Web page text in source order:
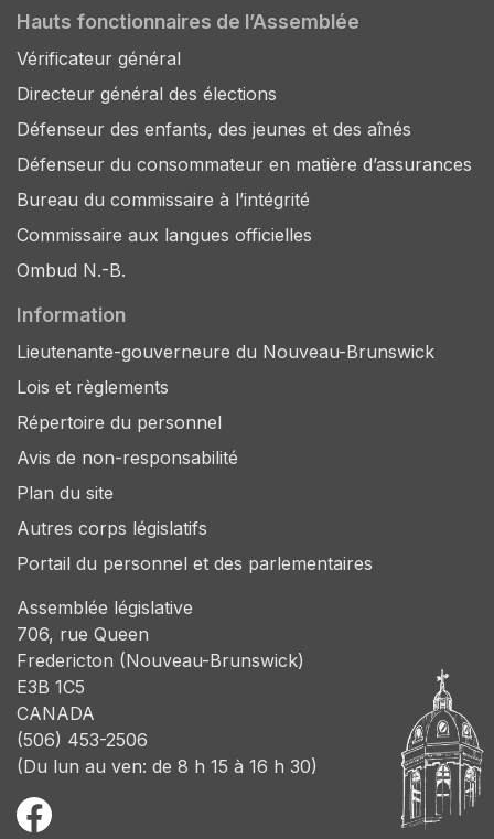
Hauts fonctionnaires de l’Assemblée
Vérificateur général
Directeur général des élections
Défenseur des enfants, des jeunes et des aînés
Défenseur du consommateur en matière d’assurances
Bureau du commissaire à l’intégrité
Commissaire aux langues officielles
Ombud N.-B.
Information
Lieutenante-gouverneure du Nouveau-Brunswick
Lois et règlements
Répertoire du personnel
Avis de non-responsabilité
Plan du site
Autres corps législatifs
Portail du personnel et des parlementaires
Assemblée législative
706, rue Queen
Fredericton (Nouveau-Brunswick)
E3B 1C5
CANADA
(506) 453-2506
(Du lun au ven: de 8 h 15 à 16 h 30)